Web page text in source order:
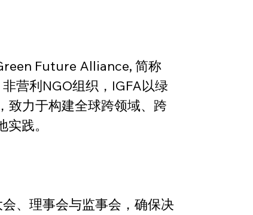
Future Alliance, 简称
营利NGO组织，IGFA以绿
致力于构建全球跨领域、跨
践。
、理事会与监事会，确保决